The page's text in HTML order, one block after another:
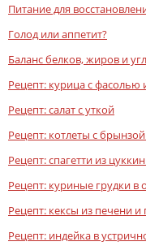
Питание для
Голод или аппетит?
Баланс белков, жиров и
Рецепт: курица с
Рецепт: салат с уткой
Рецепт: котлеты с
Рецепт: спагетти из
Рецепт: куриные грудки в
Рецепт: кексы из печени и
Рецепт: индейка в